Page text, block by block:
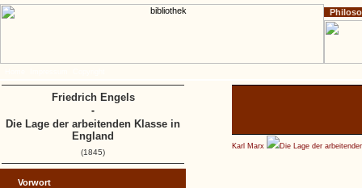
Karl Marx Die Lage der
Vorwort
Friedrich Engels
-
Die Lage der arbeitenden Klasse in
England
(1845)